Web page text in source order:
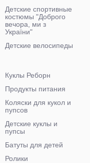
Детские спортивные
костюмы "Доброго
вечора, ми з
України"
Детские велосипеды
Куклы Реборн
Продукты питания
Коляски для кукол и
пупсов
Детские куклы и
пупсы
Батуты для детей
Ролики